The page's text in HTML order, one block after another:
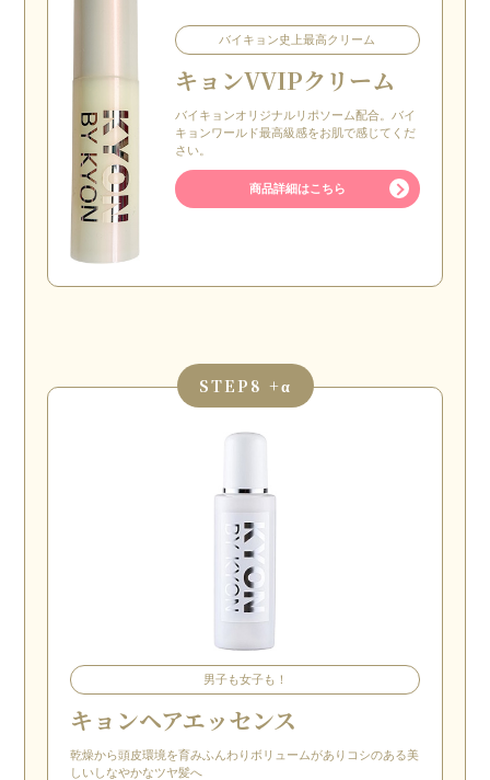
バイキョン史上最高クリーム
キョンVVIPクリーム
バイキョンオリジナルリポソーム配合。バイ
キョンワールド最高級感をお肌で感じてくだ
さい。
商品詳細はこちら
STEP 8 +α
男子も女子も！
キョンヘアエッセンス
乾燥から頭皮環境を育みふんわりボリュームがありコシのある美
しいしなやかなツヤ髪へ